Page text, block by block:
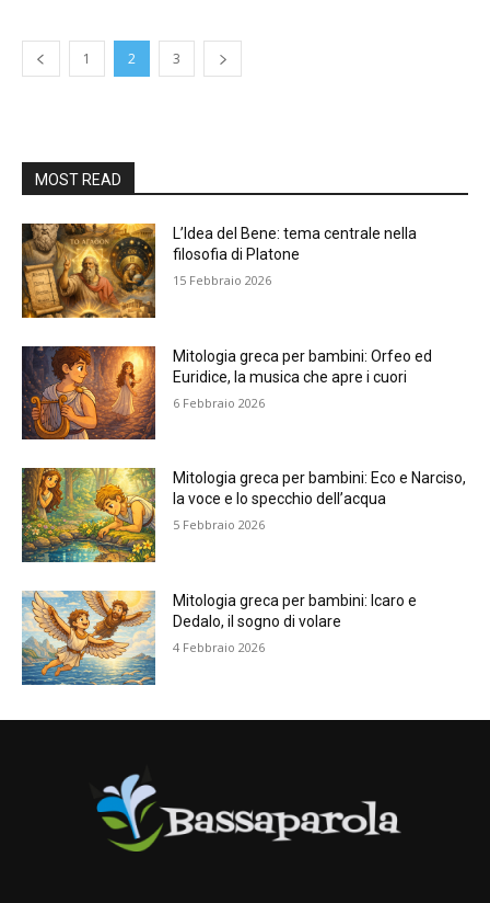
1 2 3
MOST READ
L’Idea del Bene: tema centrale nella
filosofia di Platone
15 Febbraio 2026
Mitologia greca per bambini: Orfeo ed
Euridice, la musica che apre i cuori
6 Febbraio 2026
Mitologia greca per bambini: Eco e Narciso,
la voce e lo specchio dell’acqua
5 Febbraio 2026
Mitologia greca per bambini: Icaro e
Dedalo, il sogno di volare
4 Febbraio 2026